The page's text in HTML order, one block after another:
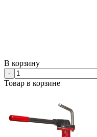
В корзину
-
Товар в корзине